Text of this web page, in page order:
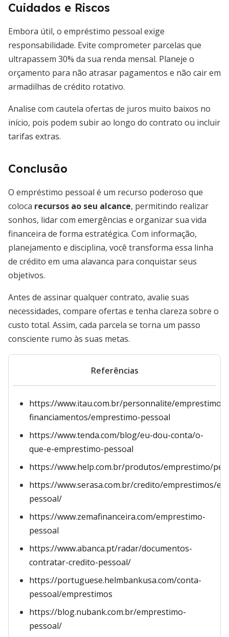
Cuidados e Riscos
Embora útil, o empréstimo pessoal exige
responsabilidade. Evite comprometer parcelas que
ultrapassem 30% da sua renda mensal. Planeje o
orçamento para não atrasar pagamentos e não cair em
armadilhas de crédito rotativo.
Analise com cautela ofertas de juros muito baixos no
início, pois podem subir ao longo do contrato ou incluir
tarifas extras.
Conclusão
O empréstimo pessoal é um recurso poderoso que
coloca recursos ao seu alcance, permitindo realizar
sonhos, lidar com emergências e organizar sua vida
financeira de forma estratégica. Com informação,
planejamento e disciplina, você transforma essa linha
de crédito em uma alavanca para conquistar seus
objetivos.
Antes de assinar qualquer contrato, avalie suas
necessidades, compare ofertas e tenha clareza sobre o
custo total. Assim, cada parcela se torna um passo
consciente rumo às suas metas.
Referências
https://www.itau.com.br/personnalite/emprestimos-
financiamentos/emprestimo-pessoal
https://www.tenda.com/blog/eu-dou-conta/o-
que-e-emprestimo-pessoal
https://www.help.com.br/produtos/emprestimo/
https://www.serasa.com.br/credito/emprestimos/
pessoal/
https://www.zemafinanceira.com/emprestimo-
pessoal
https://www.abanca.pt/radar/documentos-
contratar-credito-pessoal/
https://portuguese.helmbankusa.com/conta-
pessoal/emprestimos
https://blog.nubank.com.br/emprestimo-
pessoal/